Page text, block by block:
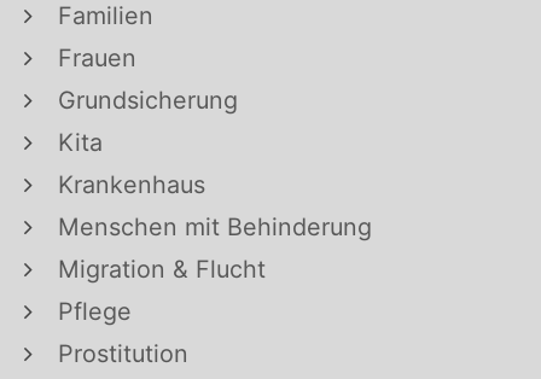
Familien
Frauen
Grundsicherung
Kita
Krankenhaus
Menschen mit Behinderung
Migration & Flucht
Pflege
Prostitution